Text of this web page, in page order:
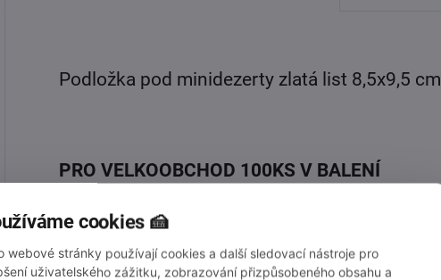
Podložka pod minidezerty zlatá list 8,5x9,5 cm
PRO VELKOOBCHOD 100KS V BALENÍ
cookies 🍰
webové stránky používají cookies a další sledovací nástroje pro
uživatelského zážitku, zobrazování přizpůsobeného obsahu a